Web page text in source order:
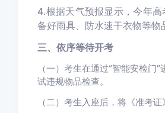
4.根据天气预报显示，今年
备好雨具、防水速干衣物等物
三、依序等待开考
（一）考生在通过“智能安检
试违规物品检查。
（二）考生入座后，将《准考